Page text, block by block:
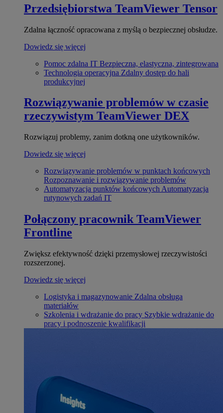
Przedsiębiorstwa TeamViewer Tensor
Zdalna łączność opracowana z myślą o bezpiecznej obsłudze.
Dowiedz się więcej
Pomoc zdalna IT Bezpieczna, elastyczna, zintegrowana
Technologia operacyjna Zdalny dostęp do hali
produkcyjnej
Rozwiązywanie problemów w czasie
rzeczywistym TeamViewer DEX
Rozwiązuj problemy, zanim dotkną one użytkowników.
Dowiedz się więcej
Rozwiązywanie problemów w punktach końcowych
Rozpoznawanie i rozwiązywanie problemów
Automatyzacja punktów końcowych Automatyzacja
rutynowych zadań IT
Połączony pracownik TeamViewer
Frontline
Zwiększ efektywność dzięki przemysłowej rzeczywistości
rozszerzonej.
Dowiedz się więcej
Logistyka i magazynowanie Zdalna obsługa
materiałów
Szkolenia i wdrażanie do pracy Szybkie wdrażanie do
pracy i podnoszenie kwalifikacji